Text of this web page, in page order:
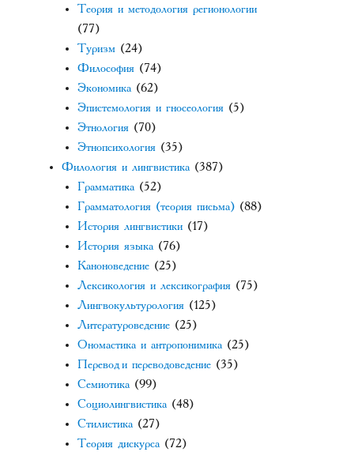
Теория и методология регионологии
(77)
Туризм(24)
Философия(74)
Экономика(62)
Эпистемология и гносеология(5)
Этнология(70)
Этнопсихология(35)
Филология и лингвистика(387)
Грамматика(52)
Грамматология (теория письма)(88)
История лингвистики(17)
История языка(76)
Каноноведение(25)
Лексикология и лексикография(75)
Лингвокультурология(125)
Литературоведение(25)
Ономастика и антропонимика(25)
Перевод и переводоведение(35)
Семиотика(99)
Социолингвистика(48)
Стилистика(27)
Теория дискурса(72)